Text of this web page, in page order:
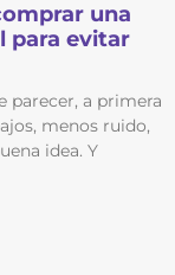
una
para evitar
parecer, a primera
menos ruido,
idea. Y